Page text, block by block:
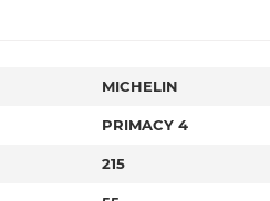
MICHELIN
PRIMACY 4
215